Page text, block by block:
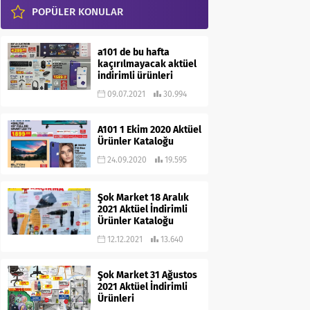
POPÜLER KONULAR
a101 de bu hafta
kaçırılmayacak aktüel
indirimli ürünleri
09.07.2021 30.994
A101 1 Ekim 2020 Aktüel
Ürünler Kataloğu
24.09.2020 19.595
Şok Market 18 Aralık
2021 Aktüel İndirimli
Ürünler Kataloğu
12.12.2021 13.640
Şok Market 31 Ağustos
2021 Aktüel İndirimli
Ürünleri